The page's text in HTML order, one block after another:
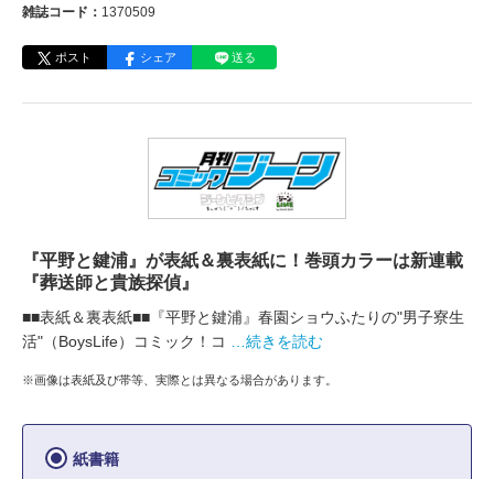
雑誌コード： 1370509
ポスト シェア 送る
『平野と鍵浦』が表紙＆裏表紙に！巻頭カラーは新連載
『葬送師と貴族探偵』
■■表紙＆裏表紙■■『平野と鍵浦』春園ショウふたりの"男子寮生
活"（BoysLife）コミック！コ
…続きを読む
※画像は表紙及び帯等、実際とは異なる場合があります。
紙書籍